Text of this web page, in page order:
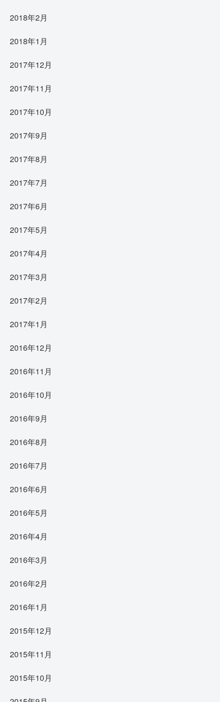
2018年2月
2018年1月
2017年12月
2017年11月
2017年10月
2017年9月
2017年8月
2017年7月
2017年6月
2017年5月
2017年4月
2017年3月
2017年2月
2017年1月
2016年12月
2016年11月
2016年10月
2016年9月
2016年8月
2016年7月
2016年6月
2016年5月
2016年4月
2016年3月
2016年2月
2016年1月
2015年12月
2015年11月
2015年10月